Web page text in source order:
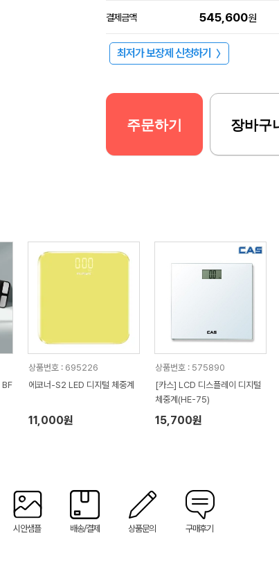
결제금액 545,600원
최저가 보장제 신청하기 〉
주문하기 장바구
BF
상품번호 : 695226
에코너-S2 LED 디지털 체중계
11,000원
상품번호 : 575890
[카스] LCD 디스플레이 디지털
체중계(HE-75)
15,700원
시안샘플 배송/결제 상품문의 구매후기